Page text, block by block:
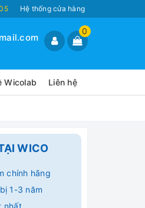
Hệ thống cửa hàng
0
Wicolab Liên hệ
WICO
chính hãng
1-3 năm
nhất